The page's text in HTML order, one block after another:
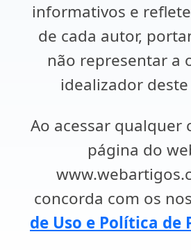
informativos e
de cada autor,
não representar a
idealizador
Ao acessar qualquer
página do
concorda com os
de Uso e Política de